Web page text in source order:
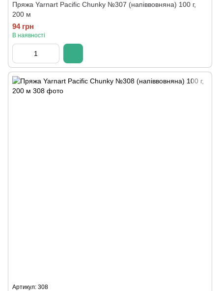
Пряжа Yarnart Pacific Chunky №307 (напіввовняна) 100 г,
200 м
94 грн
В наявності
Артикул: 308